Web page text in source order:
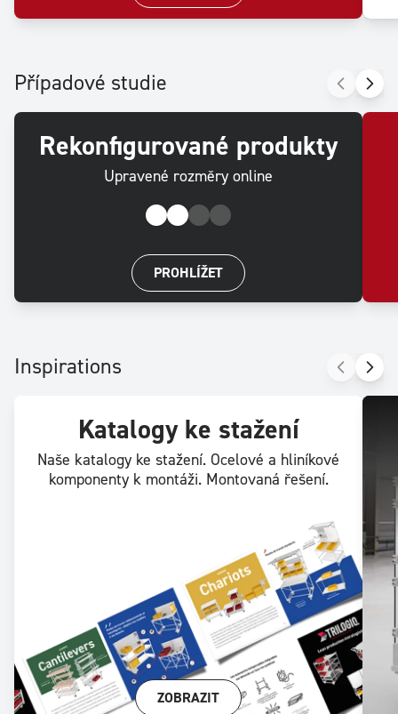
Případové studie
Rekonfigurované produkty
Upravené rozměry online
PROHLÍŽET
Inspirations
Katalogy ke stažení
Naše katalogy ke stažení. Ocelové a hliníkové
komponenty k montáži. Montovaná řešení.
ZOBRAZIT